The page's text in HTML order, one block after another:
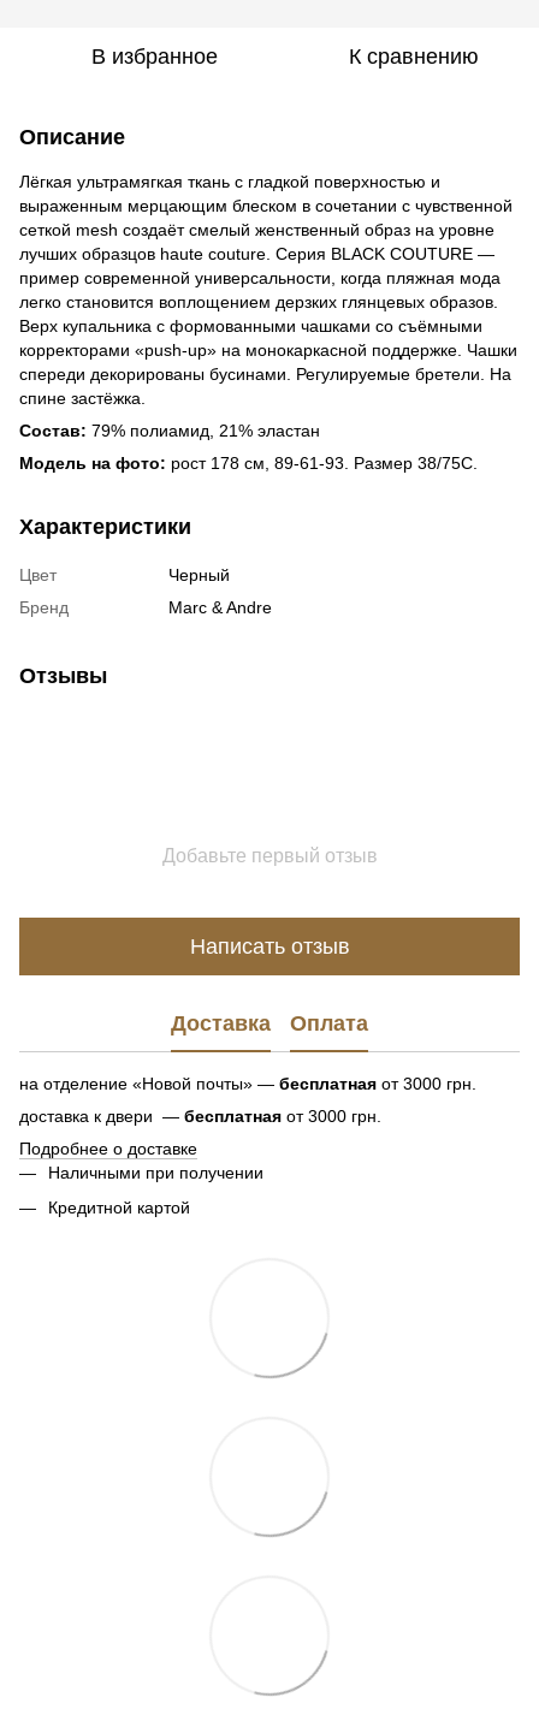
В избранное К сравнению
Описание
Лёгкая ультрамягкая ткань с гладкой поверхностью и
выраженным мерцающим блеском в сочетании с чувственной
сеткой mesh создаёт смелый женственный образ на уровне
лучших образцов haute couture. Серия BLACK COUTURE —
пример современной универсальности, когда пляжная мода
легко становится воплощением дерзких глянцевых образов.
Верх купальника с формованными чашками со съёмными
корректорами «push-up» на монокаркасной поддержке. Чашки
спереди декорированы бусинами. Регулируемые бретели. На
спине застёжка.
Состав: 79% полиамид, 21% эластан
Модель на фото: рост 178 см, 89-61-93. Размер 38/75C.
Характеристики
Цвет
Черный
Бренд
Marc & Andre
Отзывы
Добавьте первый отзыв
Написать отзыв
Доставка Оплата
на отделение «Новой почты» — бесплатная от 3000 грн.
доставка к двери — бесплатная от 3000 грн.
Подробнее о доставке
Наличными при получении
Кредитной картой